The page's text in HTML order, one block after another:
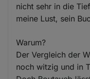
nicht sehr in die
meine Lust, sein
Warum?
Der Vergleich der
noch witzig und in